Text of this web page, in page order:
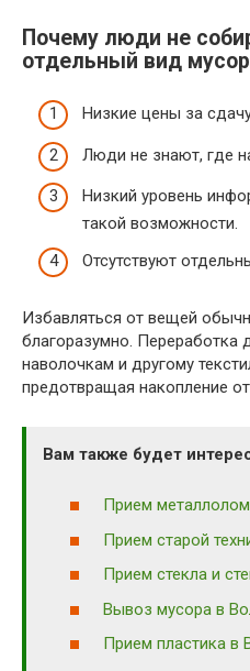
Почему люди не
отдельный вид
Низкие цены за
Люди не знают, где
Низкий уровень
такой возможности.
Отсутствуют
Избавляться от вещей
благоразумно. Переработка
наволочкам и другому
предотвращая накопление
Вам также будет
Прием
Прием старой
Прием стекла и
Вывоз мусора в
Прием пластика в